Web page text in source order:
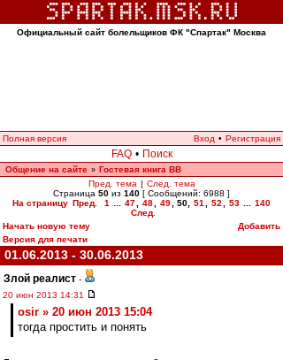
Официальный сайт болельщиков ФК "Спартак" Москва
Полная версия Вход • Регистрация
FAQ • Поиск
Общение на сайте » Гостевая книга ВВ
Пред. тема | След. тема
Страница 50 из 140 [ Сообщений: 6988 ]
На страницу Пред. 1 47 48 49 50 51 52 53
140
След.
Начать новую тему
Добавить
Версия для печати
01.06.2013 - 30.06.2013
Злой реалист -
20 июн 2013 14:31
osir » 20 июн 2013 15:04
тогда простить и понять